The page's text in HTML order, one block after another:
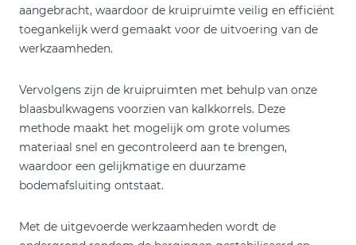
aangebracht, waardoor de kruipruimte veilig en efficiënt
toegankelijk werd gemaakt voor de uitvoering van de
werkzaamheden.
Vervolgens zijn de kruipruimten met behulp van onze
blaasbulkwagens voorzien van kalkkorrels. Deze
methode maakt het mogelijk om grote volumes
materiaal snel en gecontroleerd aan te brengen,
waardoor een gelijkmatige en duurzame
bodemafsluiting ontstaat.
Met de uitgevoerde werkzaamheden wordt de